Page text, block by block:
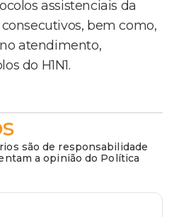
assistenciais da
bem como,
atendimento,
do H1N1.
são de responsabilidade
a opinião do Política